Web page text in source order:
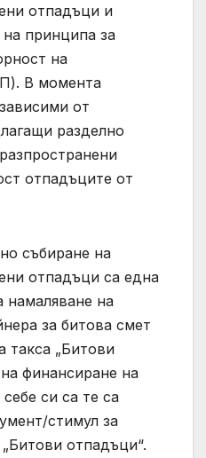
отпадъци и
на принципа за
на
В момента
от
разделно
отпадъците от
събиране на
отпадъци са една
намаляване на
за битова смет
такса „Битови
финансиране на
си са те са
стимул за
отпадъци“.